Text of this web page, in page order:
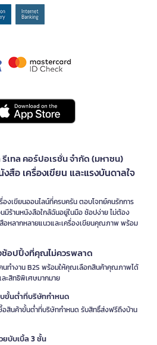
รีเทล คอร์ปอเรชั่น จำกัด (มหาชน)
สือ เครื่องเขียน และแรงบันดาลใจ
องเขียนออนไลน์ที่ครบครัน ตอบโจทย์คนรักการ
มีร้านหนังสือใกล้ฉันอยู่ในมือ ช้อปง่าย ไม่ต้อง
อหลากหลายแนวและเครื่องเขียนคุณภาพ พร้อม
ช้อปปิ้งที่คุณไม่ควรพลาด
นทำงาน B2S พร้อมให้คุณเลือกสินค้าคุณภาพได้
ะสิทธิพิเศษมากมาย
ขั้นต่ำที่บริษัทกำหนด
สินค้าขั้นต่ำที่บริษัทกำหนด รับสิทธิ์ส่งฟรีถึงบ้าน
บับเบิ้ล 3 ชั้น